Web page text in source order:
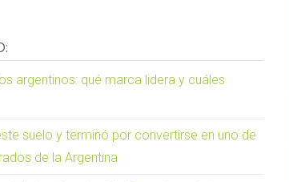
argentinos: qué marca lidera y cuáles
suelo y terminó por convertirse en uno de
de la Argentina